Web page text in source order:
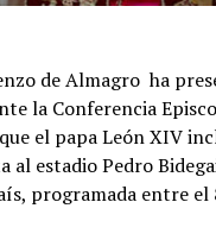
de Almagro ha
la Conferencia
el papa León XIV
al estadio Pedro
programada entre el